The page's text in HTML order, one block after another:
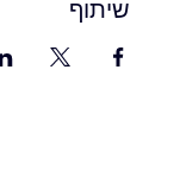
שיתוף